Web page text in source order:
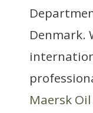
Denmark.
Maersk Oil